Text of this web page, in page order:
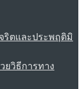
ริตและประพฤติมิ
ยวิธีการทาง